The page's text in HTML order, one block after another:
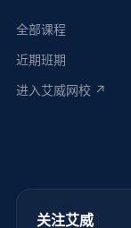
全部课程
近期班期
进入艾威网校 ↗
关注艾威